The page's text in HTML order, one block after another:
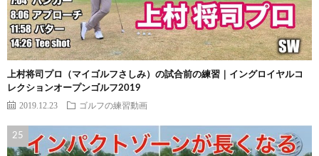
上村将司プロ（マイゴルフさしみ）の試合前の練習｜イングロイヤルコ
レクションオープンゴルフ2019
2019.12.23 ゴルフの練習動画